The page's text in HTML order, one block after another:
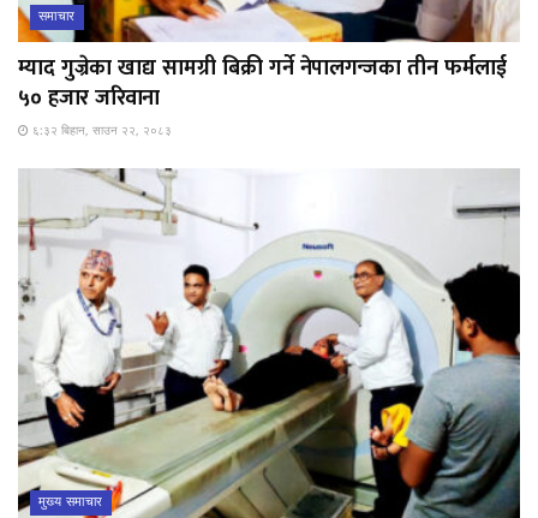
समाचार
म्याद गुज्रेका खाद्य सामग्री बिक्री गर्ने नेपालगन्जका तीन फर्मलाई
५० हजार जरिवाना
६:३२ बिहान, साउन २२, २०८३
मुख्य समाचार